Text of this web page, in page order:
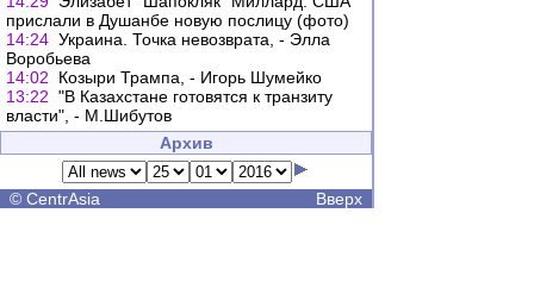
прислали в Душанбе новую послицу (фото)
14:24 Украина. Точка невозврата, - Элла
Воробьева
14:02
Козыри Трампа, - Игорь Шумейко
13:22 "В Казахстане готовятся к транзиту
власти", - М.Шибутов
Архив
© CentrAsia Вверх